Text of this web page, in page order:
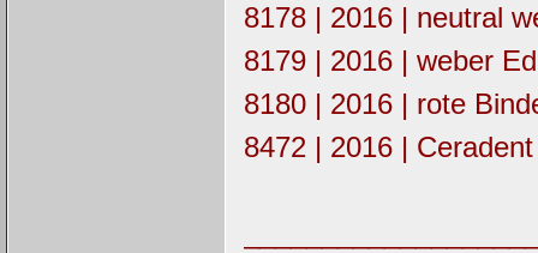
8178 | 2016 | neutral
8179 | 2016 | weber
8180 | 2016 | rote
8472 | 2016 | Ceradent